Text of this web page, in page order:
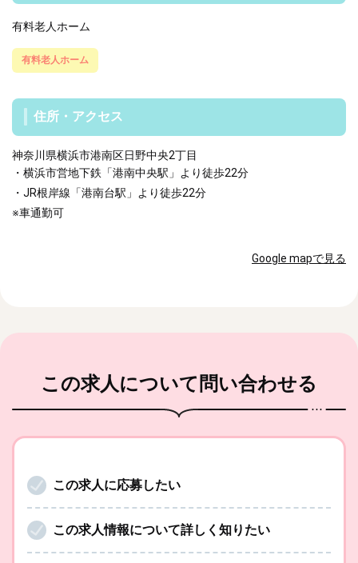
有料老人ホーム
有料老人ホーム
住所・アクセス
神奈川県横浜市港南区日野中央2丁目
・横浜市営地下鉄「港南中央駅」より徒歩22分
・JR根岸線「港南台駅」より徒歩22分
※車通勤可
Google mapで見る
この求人について問い合わせる
この求人に応募したい
この求人情報について詳しく知りたい